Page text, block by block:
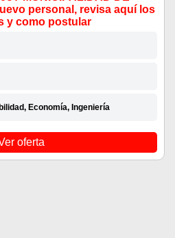
personal, revisa aquí los
y como postular
Economía, Ingeniería
oferta